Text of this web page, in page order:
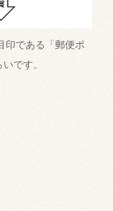
印である「郵便ポ
です。